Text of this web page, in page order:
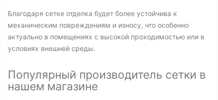
Благодаря сетке отделка будет более устойчива к
механическим повреждениям и износу, что особенно
актуально в помещениях с высокой проходимостью или в
условиях внешней среды.
Популярный производитель сетки в
нашем магазине